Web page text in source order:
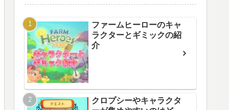
ファームヒーローのキャ
ラクターとギミックの紹
介
クロプシーやキャラクタ